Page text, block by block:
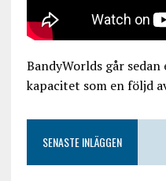
BandyWorlds går
kapacitet som en följd
SENASTE INLÄGGEN